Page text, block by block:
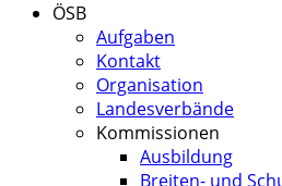
ÖSB
Aufgaben
Kontakt
Organisation
Landesverbände
Kommissionen
Ausbildung
Breiten- und